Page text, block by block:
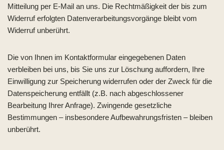
Mitteilung per E-Mail an uns. Die Rechtmäßigkeit der bis zum
Widerruf erfolgten Datenverarbeitungsvorgänge bleibt vom
Widerruf unberührt.
Die von Ihnen im Kontaktformular eingegebenen Daten
verbleiben bei uns, bis Sie uns zur Löschung auffordern, Ihre
Einwilligung zur Speicherung widerrufen oder der Zweck für die
Datenspeicherung entfällt (z.B. nach abgeschlossener
Bearbeitung Ihrer Anfrage). Zwingende gesetzliche
Bestimmungen – insbesondere Aufbewahrungsfristen – bleiben
unberührt.